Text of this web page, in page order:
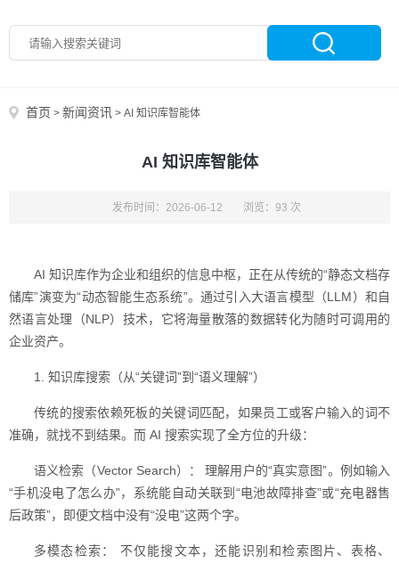
首页 > 新闻资讯 > AI 知识库智能体
AI 知识库智能体
发布时间：2026-06-12 浏览：93 次
AI 知识库作为企业和组织的信息中枢，正在从传统的“静态文档存
储库”演变为“动态智能生态系统”。通过引入大语言模型（LLM）和自
然语言处理（NLP）技术，它将海量散落的数据转化为随时可调用的
企业资产。
1. 知识库搜索（从“关键词”到“语义理解”）
传统的搜索依赖死板的关键词匹配，如果员工或客户输入的词不
准确，就找不到结果。而 AI 搜索实现了全方位的升级：
语义检索（Vector Search）： 理解用户的“真实意图”。例如输入
“手机没电了怎么办”，系统能自动关联到“电池故障排查”或“充电器售
后政策”，即便文档中没有“没电”这两个字。
多模态检索： 不仅能搜文本，还能识别和检索图片、表格、